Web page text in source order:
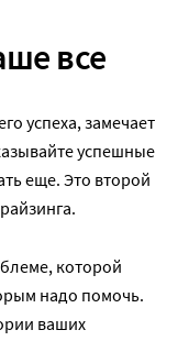
все
успеха, замечает
успешные
еще. Это второй
которой
надо помочь.
ваших